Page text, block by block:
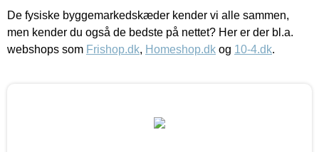
De fysiske byggemarkedskæder kender vi alle sammen,
men kender du også de bedste på nettet? Her er der bl.a.
webshops som Frishop.dk, Homeshop.dk og 10-4.dk.